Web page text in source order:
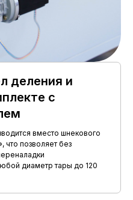
деления и
с
вместо шнекового
позволяет без
диаметр тары до 120